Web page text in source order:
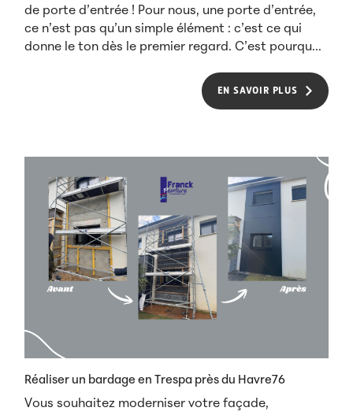
de porte d’entrée ! Pour nous, une porte d’entrée,
ce n’est pas qu’un simple élément : c’est ce qui
donne le ton dès le premier regard. C’est pourqu...
EN SAVOIR PLUS
Réaliser un bardage en Trespa près du Havre76
Vous souhaitez moderniser votre façade,